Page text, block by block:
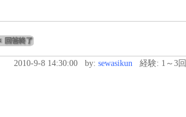
2010-9-8 14:30:00 by: sewasikun
経験: 1～3回